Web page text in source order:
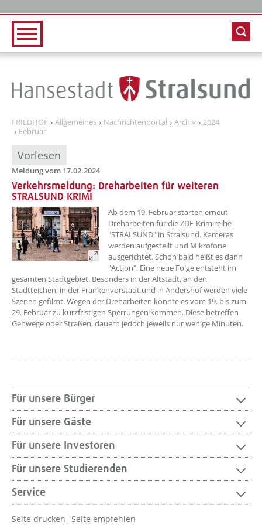
FRIEDHOF Allgemeines Nachrichtenportal Archiv
2024
Februar
Vorlesen
Meldung vom 17.02.2024
Verkehrsmeldung: Dreharbeiten für weiteren
STRALSUND KRIMI
??? absaetzeOben[1]/titel ???
Ab dem 19. Februar starten erneut
Dreharbeiten für die ZDF-Krimireihe
"STRALSUND" in Stralsund. Kameras
werden aufgestellt und Mikrofone
ausgerichtet. Schon bald heißt es dann
"Action". Eine neue Folge entsteht im
gesamten Stadtgebiet. Besonders in der Altstadt, an den
Stadtteichen, in der Frankenvorstadt und in Andershof werden viele
Szenen gefilmt. Wegen der Dreharbeiten könnte es vom 19. bis zum
29. Februar zu kurzfristigen Sperrungen kommen. Diese betreffen
Gehwege oder Straßen, dauern jedoch jeweils nur wenige Minuten.
Für unsere Bürger
Für unsere Gäste
Für unsere Investoren
Für unsere Studierenden
Service
Seite drucken Seite empfehlen